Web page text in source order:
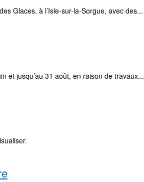
Glaces, à l’Isle-sur-la-Sorgue, avec des...
et jusqu’au 31 août, en raison de travaux...